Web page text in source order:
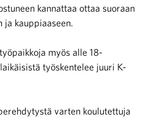
kannattaa ottaa suoraan
ja kauppiaaseen.
myös alle 18-
työskentelee juuri K-
varten koulutettuja